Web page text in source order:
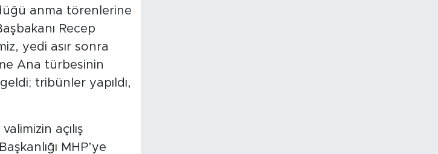
anma törenlerine
Recep
yedi asır sonra
Ana türbesinin
tribünler yapıldı,
açılış
MHP’ye